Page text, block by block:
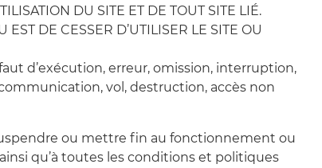
DU SITE ET DE TOUT SITE LIÉ.
DE CESSER D’UTILISER LE SITE OU
d’exécution, erreur, omission, interruption,
vol, destruction, accès non
ou mettre fin au fonctionnement ou
qu’à toutes les conditions et politiques